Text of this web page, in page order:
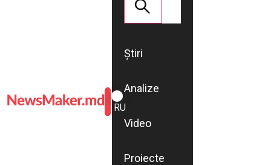
ROMÂNĂ
RU
Știri
Analize
Video
Proiecte